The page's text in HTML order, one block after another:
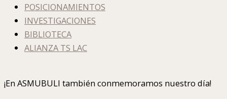
POSICIONAMIENTOS
INVESTIGACIONES
BIBLIOTECA
ALIANZA TS LAC
¡En ASMUBULI también conmemoramos nuestro día!